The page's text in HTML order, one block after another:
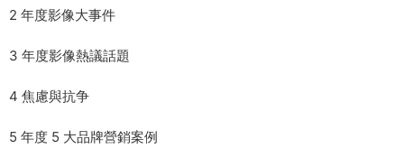
2 年度影像大事件
3 年度影像熱議話題
4 焦慮與抗争
5 年度 5 大品牌營銷案例